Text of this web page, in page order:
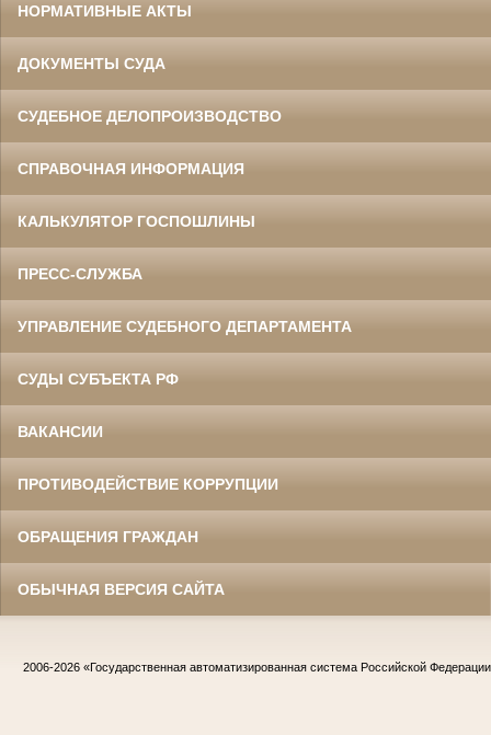
НОРМАТИВНЫЕ АКТЫ
ДОКУМЕНТЫ СУДА
СУДЕБНОЕ ДЕЛОПРОИЗВОДСТВО
СПРАВОЧНАЯ ИНФОРМАЦИЯ
КАЛЬКУЛЯТОР ГОСПОШЛИНЫ
ПРЕСС-СЛУЖБА
УПРАВЛЕНИЕ СУДЕБНОГО ДЕПАРТАМЕНТА
СУДЫ СУБЪЕКТА РФ
ВАКАНСИИ
ПРОТИВОДЕЙСТВИЕ КОРРУПЦИИ
ОБРАЩЕНИЯ ГРАЖДАН
ОБЫЧНАЯ ВЕРСИЯ САЙТА
2006-2026 «Государственная автоматизированная система Российской